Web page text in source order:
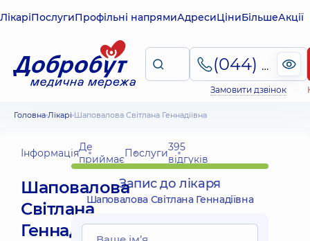
ЛікаріПослугиПрофільні напрямиАдресиЦіниБільшеАкції
(044) 495-2-888
Замовити дзвінок
Головна Лікарі Шаповалова Світлана Геннадіївна
ІнформаціяДе
приймаєПослуги395
відгуків
Шаповалова
Світлана
Геннадіївна
Запис до лікаря
Шаповалова Світлана Геннадіївна